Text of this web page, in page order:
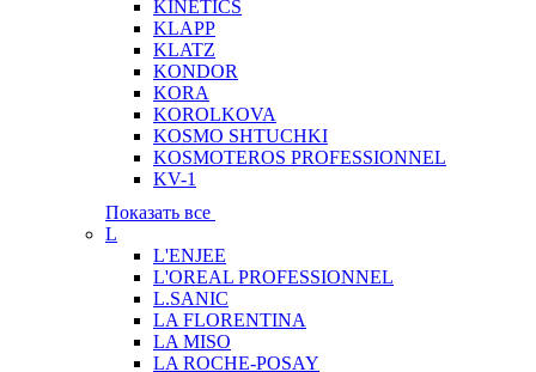
KINETICS
KLAPP
KLATZ
KONDOR
KORA
KOROLKOVA
KOSMO SHTUCHKI
KOSMOTEROS PROFESSIONNEL
KV-1
Показать все
L
L'ENJEE
L'OREAL PROFESSIONNEL
L.SANIC
LA FLORENTINA
LA MISO
LA ROCHE-POSAY